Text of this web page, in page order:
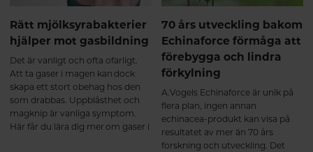
Rätt mjölksyrabakterier
hjälper mot gasbildning
Det är vanligt och ofta ofarligt.
Att ta gaser i magen kan dock
skapa ett stort obehag hos den
som drabbas. Uppblåsthet och
magknip är vanliga symptom.
Här får du lära dig mer om gaser i
70 års utveckling bakom
Echinaforce förmåga att
förebygga och lindra
förkylning
A.Vogels Echinaforce är unik på
flera plan, ingen annan
echinacea-produkt kan visa på
resultatet av mer än 70 års
forskning och utveckling. Det